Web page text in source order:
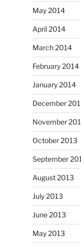
May 2014
April 2014
March 2014
February 2014
January 2014
December
November
October 2013
September
August 2013
July 2013
June 2013
May 2013